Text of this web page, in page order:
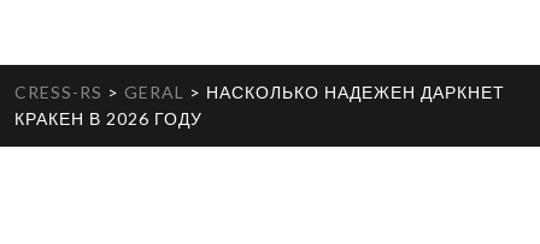
CRESS-RS > GERAL > НАСКОЛЬКО НАДЕЖЕН ДАРКНЕТ
КРАКЕН В 2026 ГОДУ